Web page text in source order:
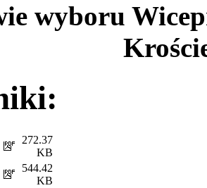
wyboru
272.37
KB
544.42
KB